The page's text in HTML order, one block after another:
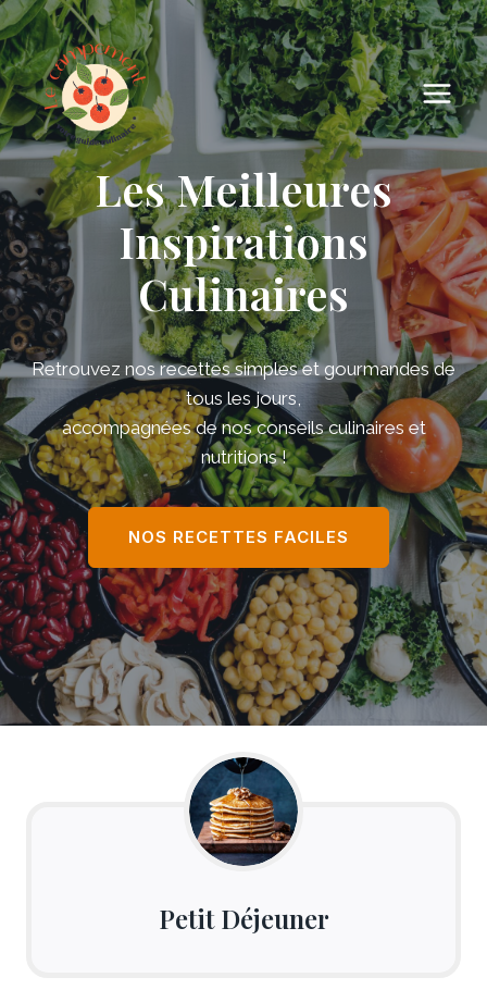
Skip
to
content
Les Meilleures
Inspirations
Culinaires
Retrouvez nos recettes simples et gourmandes de
tous les jours,
accompagnées de nos conseils culinaires et
nutritions !
NOS RECETTES FACILES
Petit Déjeuner